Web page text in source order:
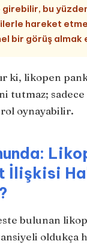
bu
hareket
bir görüş almak
ki, likopen
tutmaz; sadece
oynayabilir.
İlişkisi
bulunan
oldukça